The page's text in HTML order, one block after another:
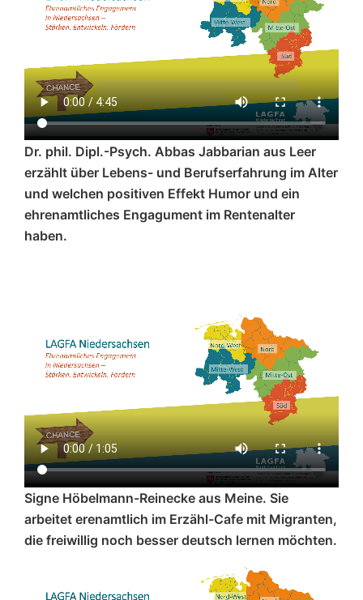
Dr. phil. Dipl.-Psych. Abbas Jabbarian aus Leer
erzählt über Lebens- und Berufserfahrung im Alter
und welchen positiven Effekt Humor und ein
ehrenamtliches Engagument im Rentenalter
haben.
Signe Höbelmann-Reinecke aus Meine. Sie
arbeitet erenamtlich im Erzähl-Cafe mit Migranten,
die freiwillig noch besser deutsch lernen möchten.